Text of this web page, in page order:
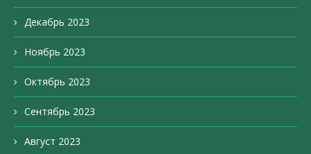
Декабрь 2023
Ноябрь 2023
Октябрь 2023
Сентябрь 2023
Август 2023